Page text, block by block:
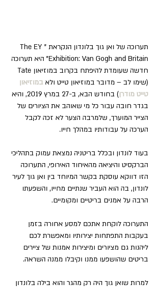
תערוכה של ואן גוך בלונדון הנקראת "The EY
Exhibition: Van Gogh and Britain" היא תערוכה
(שימו לב – מדובר במוזיאון טייט ולא במוזיאון
טייט מודרן
) בחודש הבא, ב-27 במרץ 2019, והיא
בגדר חובה עבור כל מי שאוהב את הציורים של
הצייר המוערך, שלמרבה הצער לא זכה לקבל
הערכה על עבודותיו במהלך חייו.
בעוד לונדון ובכלל בריטניה נמצאת עמוק בתהליכי
הברקסיט והיציאה מהאיחוד האירופי, התערוכה
הזו דווקא עוסקת בקשר המיוחד בין ואן גוך לעיר
לונדון, בה הוא העביר שנתיים מחייו, והשפעתו
הרבה על אמנים בריטיים ומקומיים.
התערוכה לוקחת אתכם למסע אחורה בזמן
בעקבות התפתחות יצירותיו ומאפשרת לכם
ליהנות גם מציורים ומיצירות אמנות של ציירים
בריטים שהושפעו ממנו וקיבלו ממנה השראה.
למרות שואן גוך היה רק מהגר והוא בילה בלונדון